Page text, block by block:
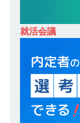
就活会議